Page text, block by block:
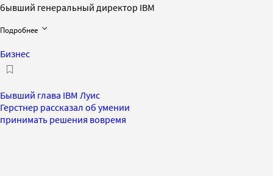
бывший генеральный директор IBM
Подробнее
Бизнес
Бывший глава IBM Луис
Герстнер рассказал об умении
принимать решения вовремя